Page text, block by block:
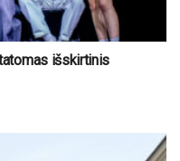
išskirtinis